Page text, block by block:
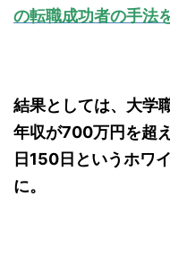
の転職成功者の手法
結果としては、大学
年収が700万円を超
日150日というホワ
に。